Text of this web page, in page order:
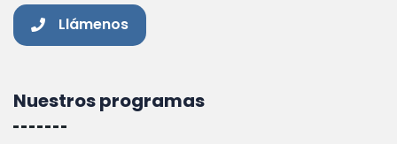
Llámenos
Nuestros programas